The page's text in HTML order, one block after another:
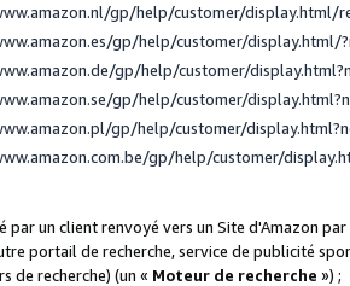
gp/help/customer/display.html/
gp/help/customer/display.html/
gp/help/customer/
gp/help/customer/
gp/help/customer/
gp/help/customer/
par un client renvoyé vers un Site d'Amazon
portail de recherche, service de publicité
de recherche) (un « Moteur de recherche ») ;